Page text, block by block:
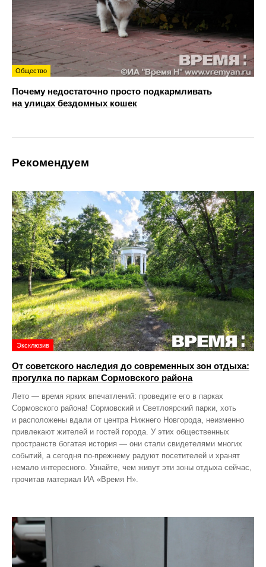
Общество
Почему недостаточно просто подкармливать
на улицах бездомных кошек
Рекомендуем
Эксклюзив
От советского наследия до современных зон отдыха:
прогулка по паркам Сормовского района
Лето — время ярких впечатлений: проведите его в парках
Сормовского района! Сормовский и Светлоярский парки, хоть
и расположены вдали от центра Нижнего Новгорода, неизменно
привлекают жителей и гостей города. У этих общественных
пространств богатая история — они стали свидетелями многих
событий, а сегодня по‑прежнему радуют посетителей и хранят
немало интересного. Узнайте, чем живут эти зоны отдыха сейчас,
прочитав материал ИА «Время Н».